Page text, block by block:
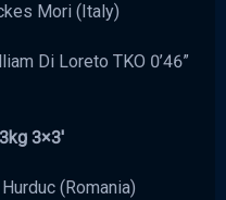
Mori (Italy)
Di Loreto TKO 0’46”
3×3′
(Romania)